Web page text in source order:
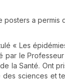
posters a permis
« Les
par le
la Santé. Ont
des sciences et